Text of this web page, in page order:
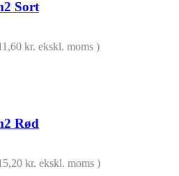
Sort
kr. ekskl. moms )
Rød
kr. ekskl. moms )